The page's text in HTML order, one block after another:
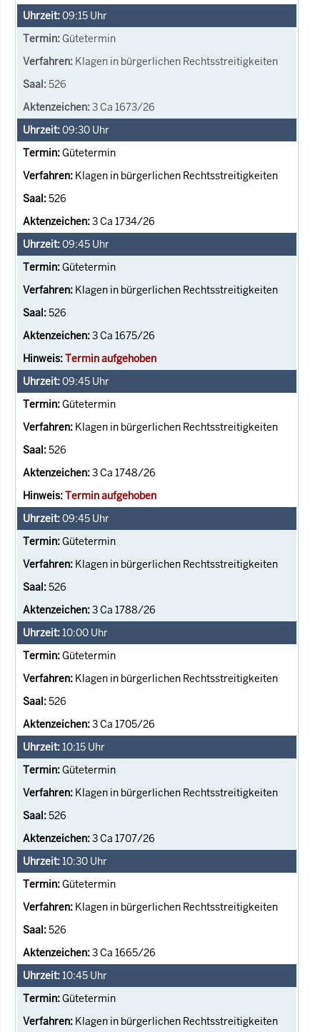
09:15 Uhr
Gütetermin
Klagen in bürgerlichen Rechtsstreitigkeiten
526
3 Ca 1673/26
09:30 Uhr
Gütetermin
Klagen in bürgerlichen Rechtsstreitigkeiten
526
3 Ca 1734/26
09:45 Uhr
Gütetermin
Klagen in bürgerlichen Rechtsstreitigkeiten
526
3 Ca 1675/26
Termin aufgehoben
09:45 Uhr
Gütetermin
Klagen in bürgerlichen Rechtsstreitigkeiten
526
3 Ca 1748/26
Termin aufgehoben
09:45 Uhr
Gütetermin
Klagen in bürgerlichen Rechtsstreitigkeiten
526
3 Ca 1788/26
10:00 Uhr
Gütetermin
Klagen in bürgerlichen Rechtsstreitigkeiten
526
3 Ca 1705/26
10:15 Uhr
Gütetermin
Klagen in bürgerlichen Rechtsstreitigkeiten
526
3 Ca 1707/26
10:30 Uhr
Gütetermin
Klagen in bürgerlichen Rechtsstreitigkeiten
526
3 Ca 1665/26
10:45 Uhr
Gütetermin
Klagen in bürgerlichen Rechtsstreitigkeiten